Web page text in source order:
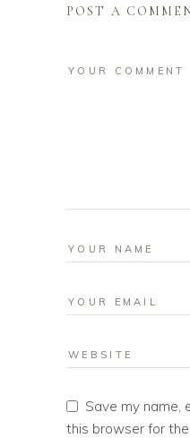
POST A
Save my name,
this browser for